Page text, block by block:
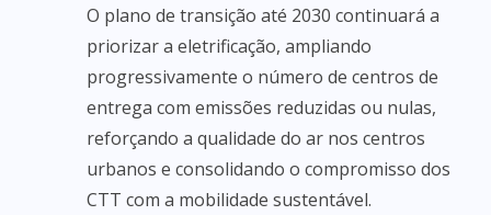
O plano de transição até 2030 continuará a
priorizar a eletrificação, ampliando
progressivamente o número de centros de
entrega com emissões reduzidas ou nulas,
reforçando a qualidade do ar nos centros
urbanos e consolidando o compromisso dos
CTT com a mobilidade sustentável.